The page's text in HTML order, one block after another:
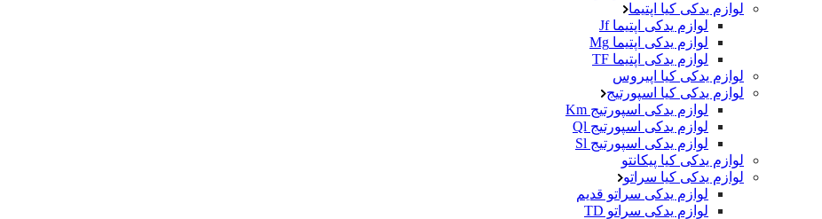
لوازم یدکی کیا اپتیما
لوازم یدکی اپتیما Jf
لوازم یدکی اپتیما Mg
لوازم یدکی اپتیما TF
لوازم یدکی کیا اپیروس
لوازم یدکی کیا اسپورتیج
لوازم یدکی اسپورتیج Km
لوازم یدکی اسپورتیج Ql
لوازم یدکی اسپورتیج Sl
لوازم یدکی کیا پیکانتو
لوازم یدکی کیا سراتو
لوازم یدکی سراتو قدیم
لوازم یدکی سراتو TD